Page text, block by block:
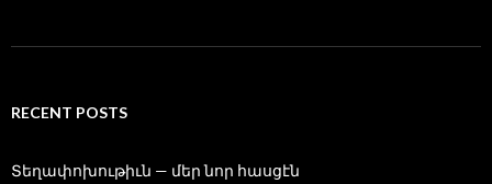
RECENT POSTS
Տեղափոխութիւն — մեր նոր հասցէն